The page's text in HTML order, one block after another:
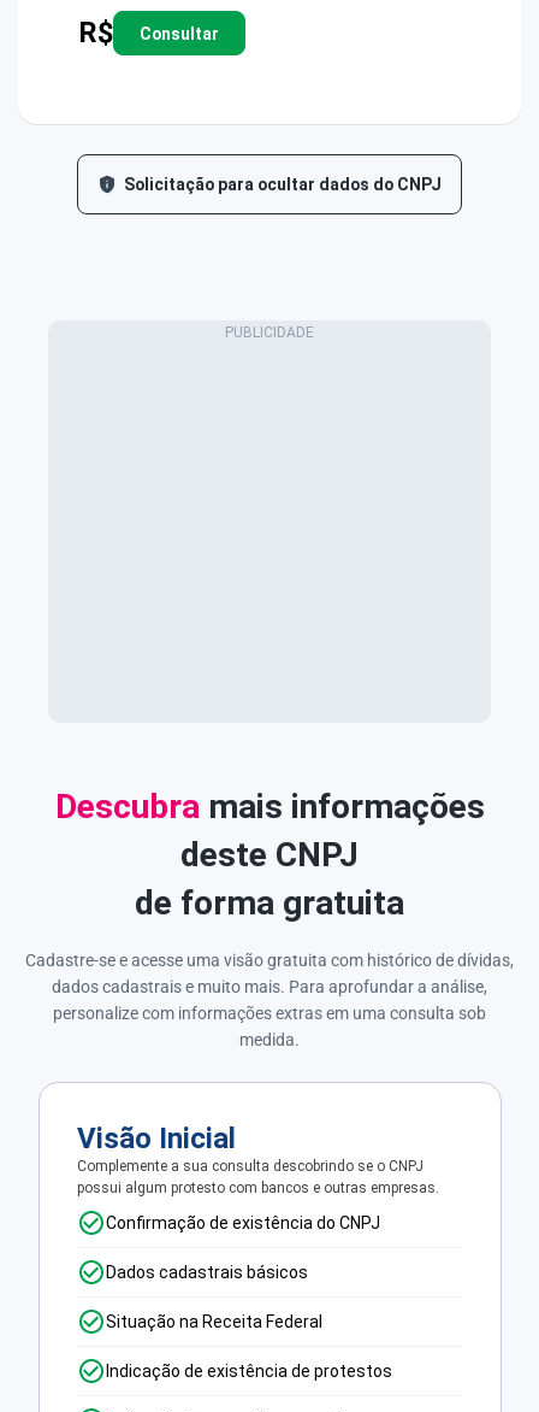
R$ Consultar
Solicitação para ocultar dados do CNPJ
Descubramais informações
deste CNPJ
de forma gratuita
Cadastre-se e acesse uma visão gratuita com histórico de dívidas,
dados cadastrais e muito mais. Para aprofundar a análise,
personalize com informações extras em uma consulta sob
medida.
Visão Inicial
Complemente a sua consulta descobrindo se o CNPJ
possui algum protesto com bancos e outras empresas.
Confirmação de existência do CNPJ
Dados cadastrais básicos
Situação na Receita Federal
Indicação de existência de protestos